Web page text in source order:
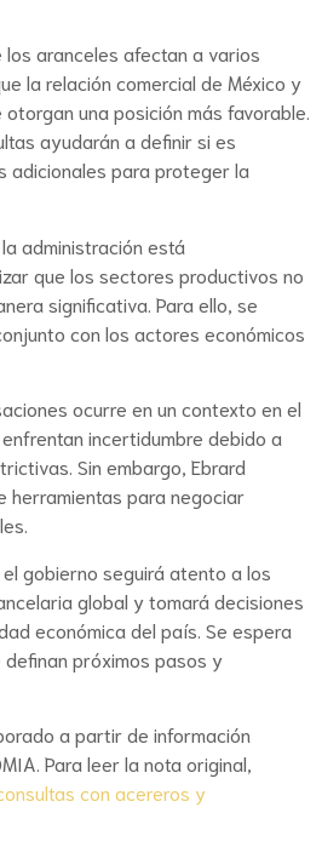
los aranceles afectan a varios
la relación comercial de México y
una posición más favorable.
ayudarán a definir si es
adicionales para proteger la
administración está
que los sectores productivos no
significativa. Para ello, se
con los actores económicos
ocurre en un contexto en el
incertidumbre debido a
Sin embargo, Ebrard
herramientas para negociar
gobierno seguirá atento a los
global y tomará decisiones
económica del país. Se espera
próximos pasos y
a partir de información
Para leer la nota original,
con acereros y